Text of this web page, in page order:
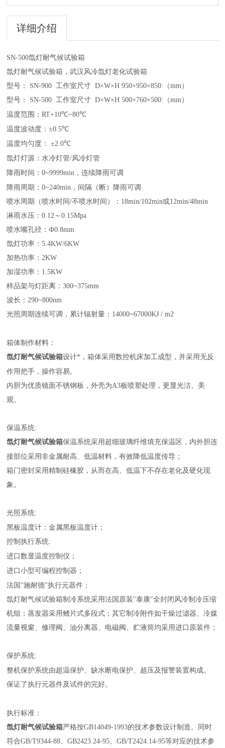
详细介绍
SN-500氙灯耐气候试验箱
氙灯耐气候试验箱，武汉风冷氙灯老化试验箱
型号：
SN-900工作室尺寸 D×W×H 950×950×850:（mm）
型号：
SN-500工作室尺寸 D×W×H 500×760×500:（mm）
温度范围：RT+10℃~80℃
温度波动度：±0.5℃
温度均匀度： ±2.0℃
氙灯灯源：水冷灯管/风冷灯管
降雨时间：0~9999min ，连续降雨可调
降雨周期：0~240min ，间隔 （ 断）
降雨可调
喷水周期
（喷水时间/不喷水时间 ） ： 18min/102min或12min/48min
淋雨水压：0.12 ～0.15Mpa
喷水嘴孔径：Ф0.8mm
氙灯功率：5.4KW/6KW
加热功率：2KW
加湿功率： 1.5KW
样品架与灯距离：300~375mm
波长：290~800nm
光照周期连续可调，累计辐射量： 14000~67000KJ / m2
箱体制作材料：
氙灯耐气候试验箱设计*，箱体采用数控机床加工成型，并采用无反
作用把手，操作容易。
内胆为优质镜面不锈钢板，外壳为A3板喷塑处理，更显光洁、美
观。
保温系统:
氙灯耐气候试验箱保温系统采用超细玻璃纤维填充保温区，内外胆连
接部位采用非金属耐高、低温材料，有效降低温度传导；
箱门密封采用精制硅橡胶，从而在高、低温下不存在老化及硬化现
象。
光照系统:
黑板温度计：金属黑板温度计；
控制执行系统:
进口数显温度控制仪；
进口小型可编程控制器；
法国 "施耐德"执行元器件；
氙灯耐气候试验箱制冷系统采用法国原装"泰康"全封闭风冷制冷压缩
机组；蒸发器采用鳍片式多段式；其它制冷附件如干燥过滤器、冷媒
流量视窗、修理阀、油分离器、电磁阀、贮液筒均采用进口原装件；
保护系统:
整机保护系统由超温保护、缺水断电保护、超压及报警装置构成。
保证了执行元器件及试件的完好。
执行标准：
氙灯耐气候试验箱严格按GB14049-1993的技术参数设计制造。同时
符合GB/T9344-88、GB2423.24-95、GB/T2424.14-95等对应的技术参